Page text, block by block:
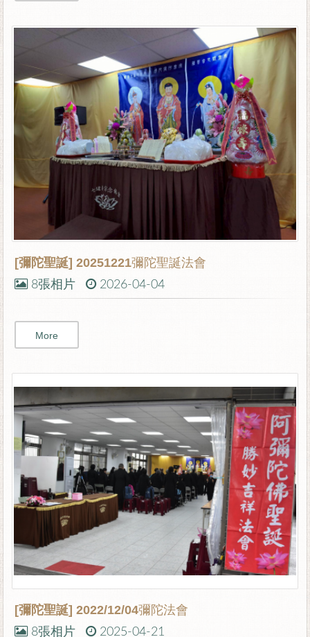
[彌陀聖誕] 20251221彌陀聖誕法會
8張相片 2026-04-04
More
[彌陀聖誕] 2022/12/04彌陀法會
8張相片 2025-04-21